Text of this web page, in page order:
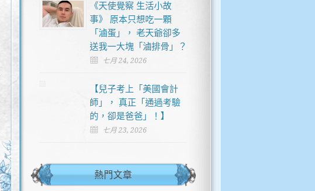
《天使覺察 生活小故
事》 原本只想吃一顆
「滷蛋」， 老天爺卻多
送我一大塊「滷排骨」？
七月 24, 2026
【兒子考上「美國會計
師」， 真正「通過考驗
的，卻是爸爸」！】
七月 23, 2026
熱門文章